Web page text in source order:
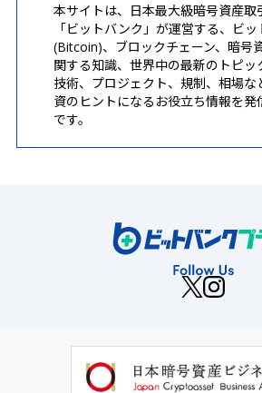
本サイトは、日本最大級暗号資産取
「ビットバンク」が運営する、ビッ
(Bitcoin)、ブロックチェーン、暗号
関する知識、世界中の最新のトピッ
技術、プロジェクト、規制、相場な
資のヒントになるお役立ち情報を発
です。